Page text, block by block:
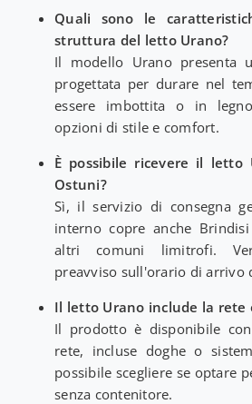
Quali sono le
struttura del letto Urano?
Il modello Urano presenta
progettata per durare nel
essere imbottita o in
opzioni di stile e comfort.
È possibile ricevere il letto
Ostuni?
Sì, il servizio di consegna
interno copre anche
altri comuni limitrofi.
preavviso sull'orario di arrivo
Il letto Urano include la rete
Il prodotto è disponibile
rete, incluse doghe o
possibile scegliere se optare
senza contenitore.